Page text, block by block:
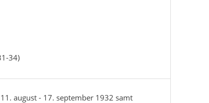
34)
august - 17. september 1932 samt